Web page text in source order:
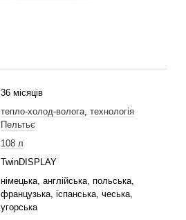
36 місяців
тепло-холод-волога, технологія
Пельтьє
108 л
TwinDISPLAY
німецька, англійська, польська,
французька, іспанська, чеська,
угорська